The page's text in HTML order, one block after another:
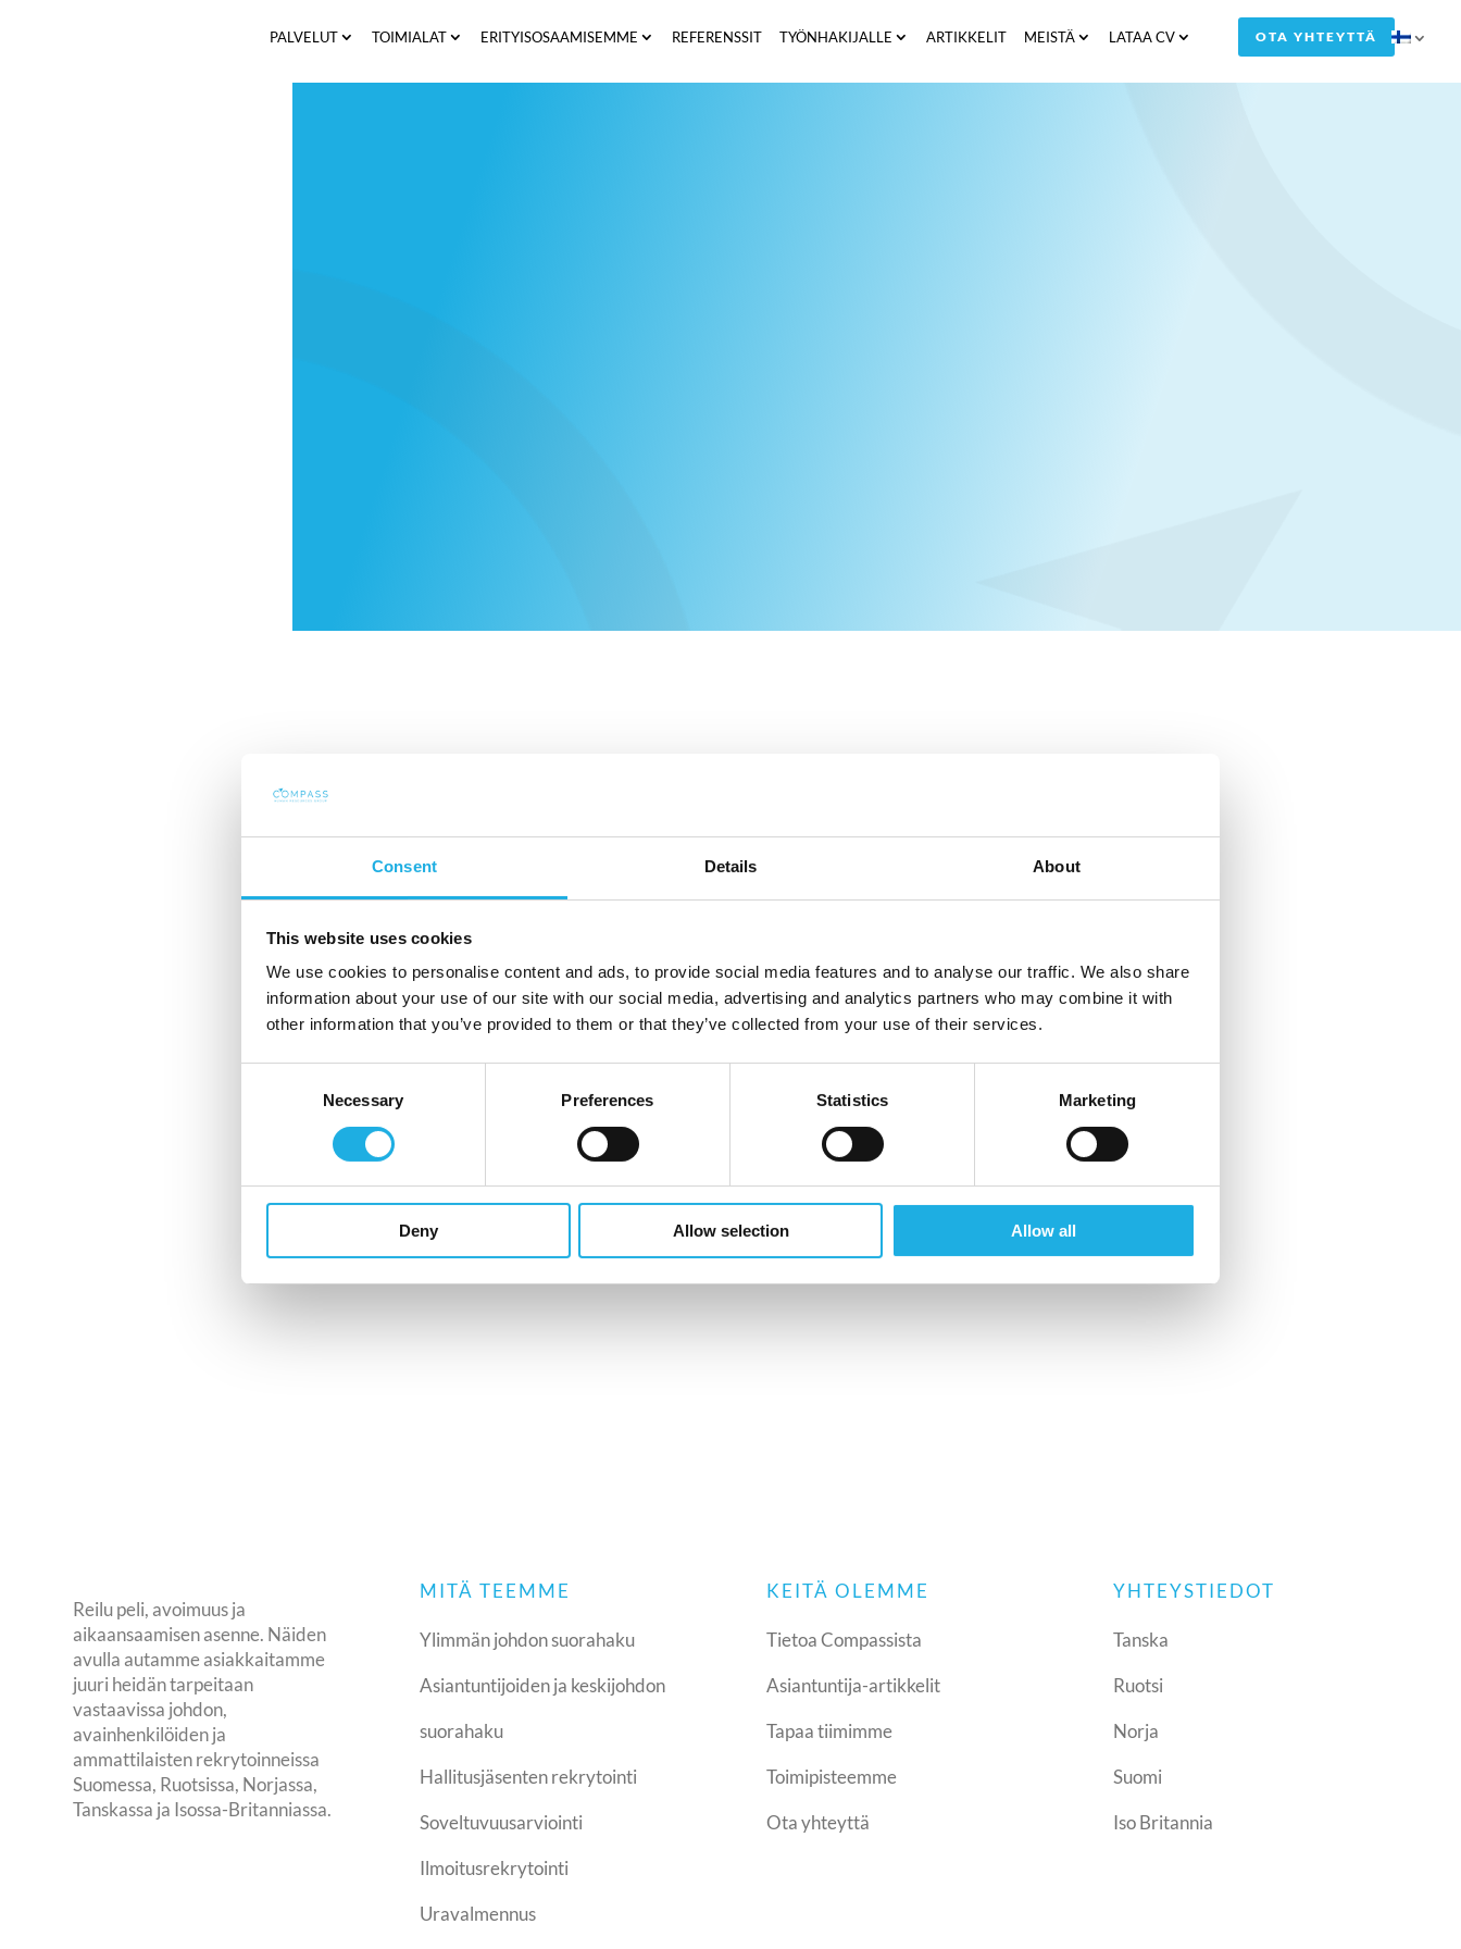
Consent Details About
This website uses cookies
We use cookies to personalise content and ads, to provide social media features and to analyse our traffic. We also share
information about your use of our site with our social media, advertising and analytics partners who may combine it with
other information that you’ve provided to them or that they’ve collected from your use of their services.
Necessary Preferences Statistics Marketing
Deny Allow selection Allow all
PALVELUT TOIMIALAT ERITYISOSAAMISEMME REFERENSSIT TYÖNHAKIJALLE ARTIKKELIT MEISTÄ LATAA CV OTA YHTEYTTÄ
1995 - 2000 Executive Search Consultant, Dufwa Ledarskap AB
1993 - 1995 VP Administration, World Class International AB
Reilu peli, avoimuus ja
aikaansaamisen asenne. Näiden
avulla autamme asiakkaitamme
juuri heidän tarpeitaan
vastaavissa johdon,
avainhenkilöiden ja
ammattilaisten rekrytoinneissa
Suomessa, Ruotsissa, Norjassa,
Tanskassa ja Isossa-Britanniassa.
MITÄ TEEMME
Ylimmän johdon suorahaku
Asiantuntijoiden ja keskijohdon
suorahaku
Hallitusjäsenten rekrytointi
Soveltuvuusarviointi
Ilmoitusrekrytointi
Uravalmennus
KEITÄ OLEMME
Tietoa Compassista
Asiantuntija-artikkelit
Tapaa tiimimme
Toimipisteemme
Ota yhteyttä
YHTEYSTIEDOT
Tanska
Ruotsi
Norja
Suomi
Iso Britannia